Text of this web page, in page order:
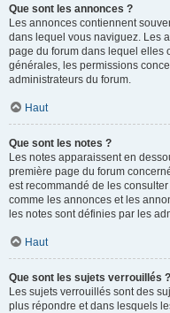
Que sont les annonces ?
Les annonces contiennent
dans lequel vous naviguez. Les
page du forum dans lequel elles
générales, les permissions
administrateurs du forum.
Haut
Que sont les notes ?
Les notes apparaissent en
première page du forum
est recommandé de les
comme les annonces et les
les notes sont définies par les
Haut
Que sont les sujets verrouillés ?
Les sujets verrouillés sont des
plus répondre et dans lesquels